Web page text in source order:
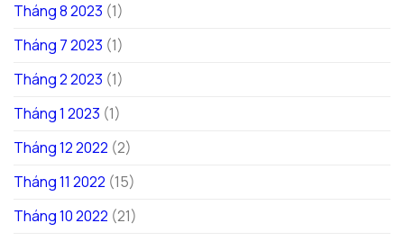
Tháng 8 2023 (1)
Tháng 7 2023 (1)
Tháng 2 2023 (1)
Tháng 1 2023 (1)
Tháng 12 2022 (2)
Tháng 11 2022 (15)
Tháng 10 2022 (21)